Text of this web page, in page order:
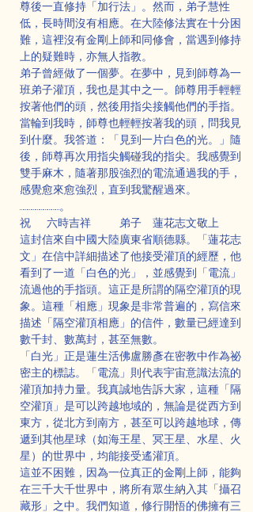
尊後一直修持「加行法」。然而，弟子慧性
低，長時間沒有相應。在大陸修法實在十分困
難，這裡沒有金剛上師和同修會，當遇到修持
上的疑難時，亦無人指教。
弟子曾經做了一個夢。在夢中，見到師尊為一
班弟子灌頂，我也是其中之一。師尊用手輕輕
按著他們的頭，然後用指尖接觸他們的手指。
當輪到我時，師尊也輕輕按著我的頭，問我見
到什麼。我答道：「見到一片白色的光。」隨
後，師尊再次用指尖觸碰我的指尖。我感覺到
雙手麻木，隨著那股強烈的電流通過我的手，
感覺愈來愈強烈，直到我驚醒過來。
…………………………。
祝     六時吉祥         弟子　蓮花志文敬上
這封信來自中國大陸廣東省順德縣。「蓮花志
文」在信中詳細描述了他接受灌頂的經歷，他
看到了一道「白色的光」，並感覺到「電流」
流過他的手指頭。這正是所謂的隔空灌頂的現
象。這種「相應」現象是非常普遍的，寫信來
描述「隔空灌頂相應」的信件，數量已經達到
數千封、數萬封，甚至無數。
「白光」正是蓮生活佛盧勝彥在密教中作為祕
密主的標誌。「電流」則代表宇宙意識法流的
灌頂加持力量。我真誠地告訴大家，這種「隔
空灌頂」是可以跨越地域的，無論是從西方到
東方，從北方到南方，甚至可以跨越地球，傳
遞到其他星球（如海王星、冥王星、水星、火
星）的世界中，均能接受遙灌頂。
這並不困難，因為一位真正的金剛上師，能夠
在三千大千世界中，將所有眾生納入其「攝召
藏形」之中。我們知道，修行開悟的佛擁有三